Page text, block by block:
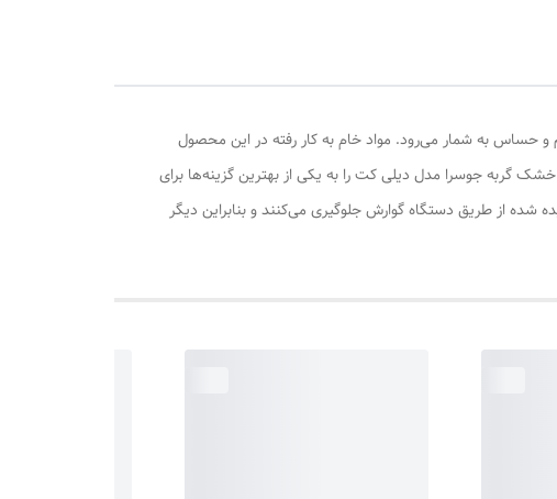
و حساس به شمار می‌رود. مواد خام به کار رفته در این محصول
گربه جوسرا مدل دیلی کت را به یکی از بهترین گزینه‌ها برای
شده از طریق دستگاه گوارش جلوگیری می‌کنند و بنابراین دیگر